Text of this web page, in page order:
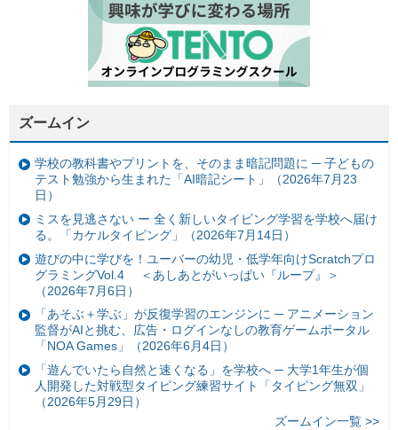
ズームイン
学校の教科書やプリントを、そのまま暗記問題に ─ 子どもの
テスト勉強から生まれた「AI暗記シート」（2026年7月23
日）
ミスを見逃さない ー 全く新しいタイピング学習を学校へ届け
る。「カケルタイピング」（2026年7月14日）
遊びの中に学びを！ユーバーの幼児・低学年向けScratchプロ
グラミングVol.4 ＜あしあとがいっぱい『ループ』＞
（2026年7月6日）
「あそぶ＋学ぶ」が反復学習のエンジンに ─ アニメーション
監督がAIと挑む、広告・ログインなしの教育ゲームポータル
「NOA Games」（2026年6月4日）
「遊んでいたら自然と速くなる」を学校へ ─ 大学1年生が個
人開発した対戦型タイピング練習サイト「タイピング無双」
（2026年5月29日）
ズームイン一覧 >>